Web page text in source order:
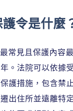
令是什麼
常見且保護內容
。法院可以依據
護措施，包含禁
出住所並遠離特